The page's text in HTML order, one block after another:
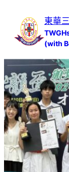
內
容
東華
(with